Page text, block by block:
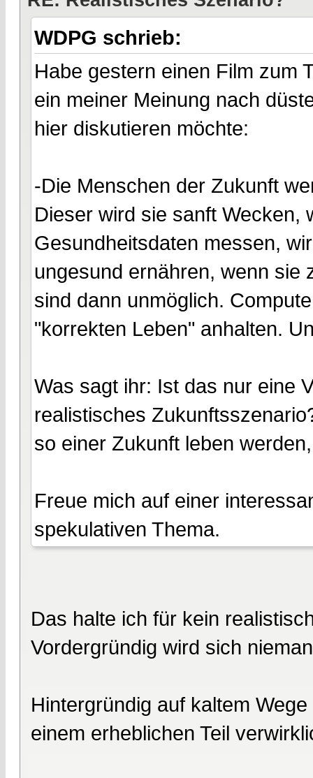
WDPG schrieb:
Habe gestern einen Film zum
ein meiner Meinung nach
hier diskutieren möchte:
-Die Menschen der Zukunft
Dieser wird sie sanft Wecken,
Gesundheitsdaten messen,
ungesund ernähren, wenn sie
sind dann unmöglich.
"korrekten Leben" anhalten.
Was sagt ihr: Ist das nur eine
realistisches
so einer Zukunft leben
Freue mich auf einer
spekulativen Thema.
Das halte ich für kein
Vordergründig wird sich
Hintergründig auf kaltem
einem erheblichen Teil